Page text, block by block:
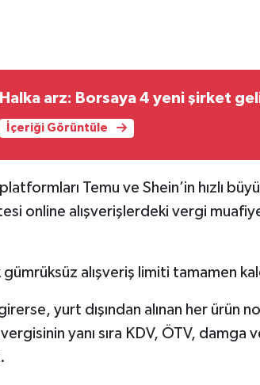
Halka arz: Borsaya 4 yeni şirket
İçeriği Görüntüle
Temu ve Shein’in hızlı
online alışverişlerdeki vergi
alışveriş limiti tamamen
yurt dışından alınan her ürün
yanı sıra KDV, ÖTV, damga